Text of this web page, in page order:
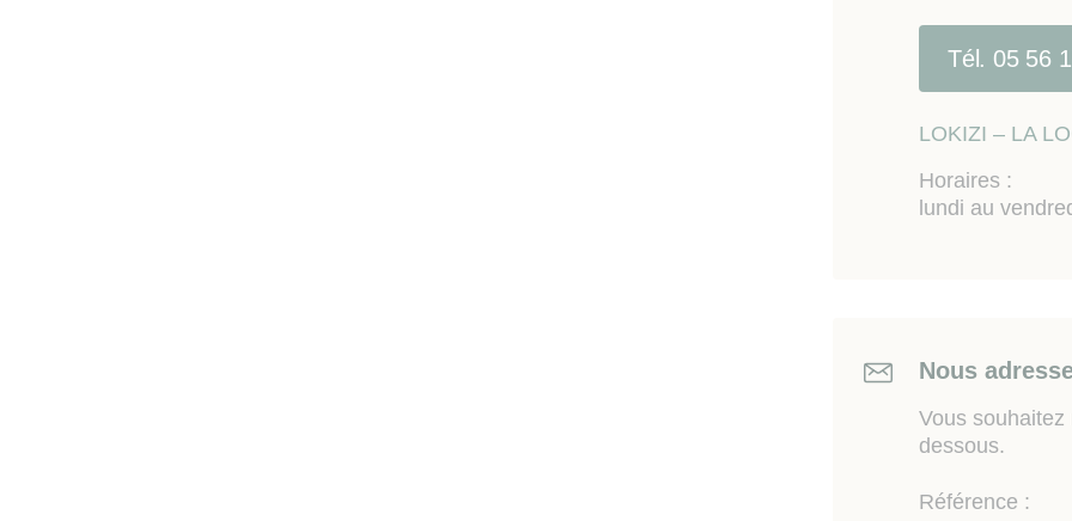
Ce studio est
Les informations sur
Tél. 05 56
LOKIZI – LA
Horaires :
lundi au
Nous
Vous
dessous.
Référence :